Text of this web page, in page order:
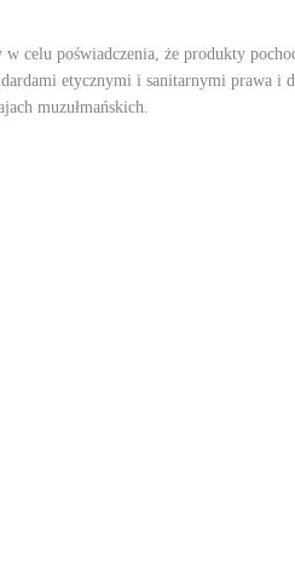
celu poświadczenia, że produkty
etycznymi i sanitarnymi prawa i
muzułmańskich.